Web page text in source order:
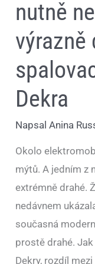
nutně
výrazně
Dekra
NapsalAnina
Okolo
mýtů. A jedním z
extrémně drahé.
nedávnem
současná
prostě drahé.
Dekry, rozdíl